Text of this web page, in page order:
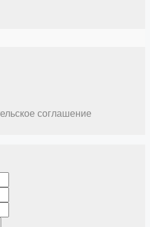
соглашение